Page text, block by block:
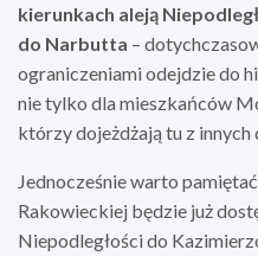
kierunkach aleją
do Narbutta –
ograniczeniami odejdzie do
nie tylko dla mieszkańców
którzy dojeżdżają tu z innych
Jednocześnie warto
Rakowieckiej będzie już
Niepodległości do